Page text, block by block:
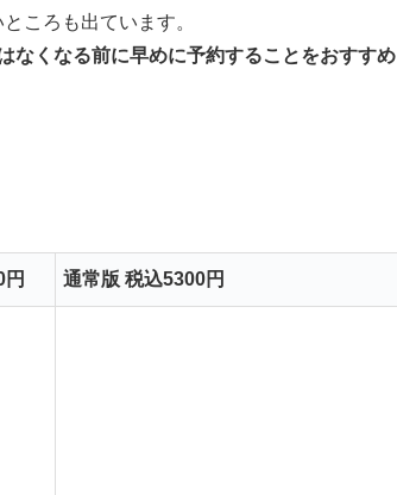
ころも出ています。
なくなる前に早めに予約することをおすすめ
通常版 税込5300円